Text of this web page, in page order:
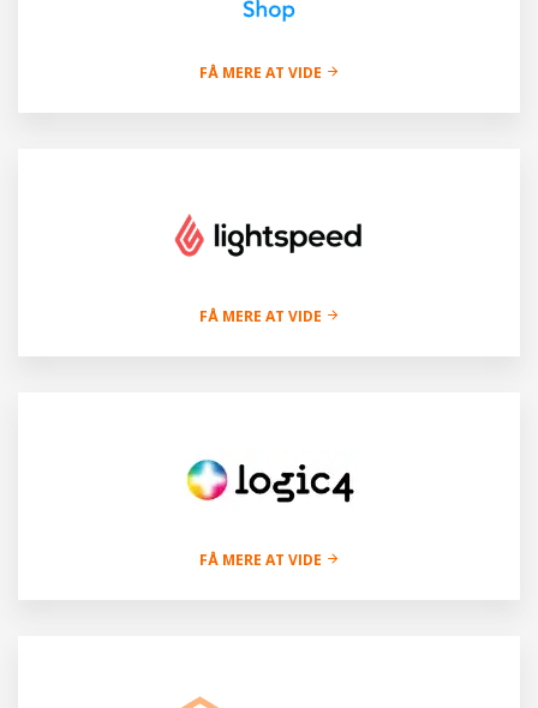
FÅ MERE AT VIDE
FÅ MERE AT VIDE
FÅ MERE AT VIDE